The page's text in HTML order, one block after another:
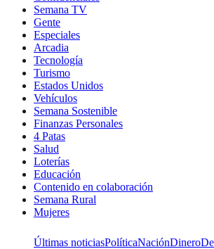
Semana TV
Gente
Especiales
Arcadia
Tecnología
Turismo
Estados Unidos
Vehículos
Semana Sostenible
Finanzas Personales
4 Patas
Salud
Loterías
Educación
Contenido en colaboración
Semana Rural
Mujeres
Últimas noticiasPolíticaNaciónDinero